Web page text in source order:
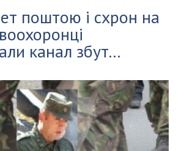
поштою і схрон на
канал збут...